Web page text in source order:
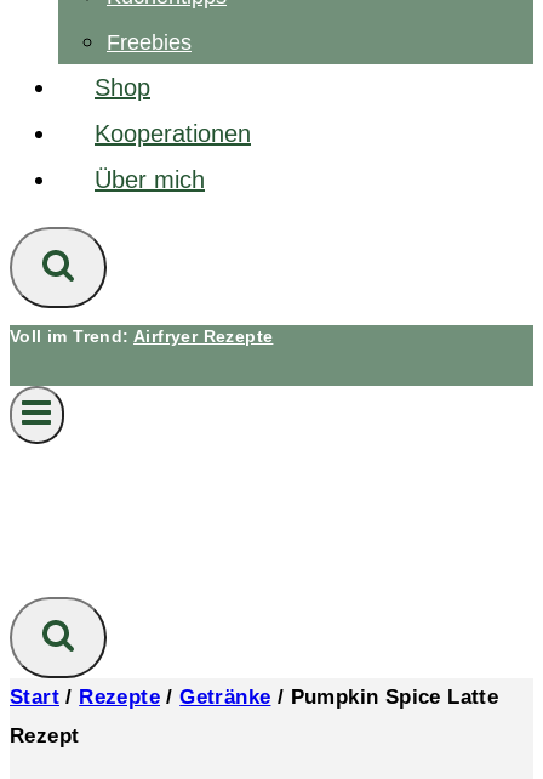
Freebies
Shop
Kooperationen
Über mich
Voll im Trend: Airfryer Rezepte
Start / Rezepte / Getränke / Pumpkin Spice Latte
Rezept